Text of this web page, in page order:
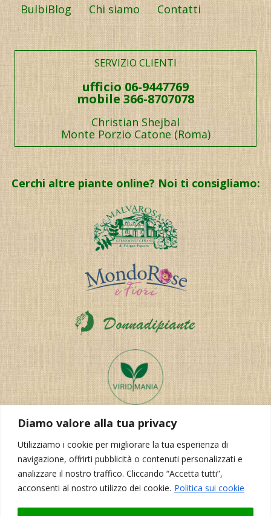
Diamo valore alla tua privacy
Utilizziamo i cookie per migliorare la tua esperienza di
navigazione, offrirti pubblicità o contenuti personalizzati e
analizzare il nostro traffico. Cliccando “Accetta tutti”,
acconsenti al nostro utilizzo dei cookie. Politica sui cookie
BulbiBlog
Chi siamo Contatti
SERVIZIO CLIENTI
ufficio 06-9447769
mobile 366-8707078
Christian Shejbal
Monte Porzio Catone (Roma)
Cerchi altre piante online? Noi ti consigliamo: